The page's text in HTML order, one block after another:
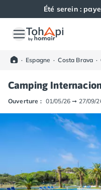
Été serein :
Toutes nos destinations
Camping Alsace
Camping Haut-Rhin
Camping Colmar
Camping Mulhouse
Camping Munster
Camping Aquitaine
Camping Dordogne
Camping Carsac-Aillac
Camping Les Eyzies-
Camping Sarlat
· Espagne · Costa Brava ·
Camping
Ouverture : 01/05/26 ➞ 27/09/